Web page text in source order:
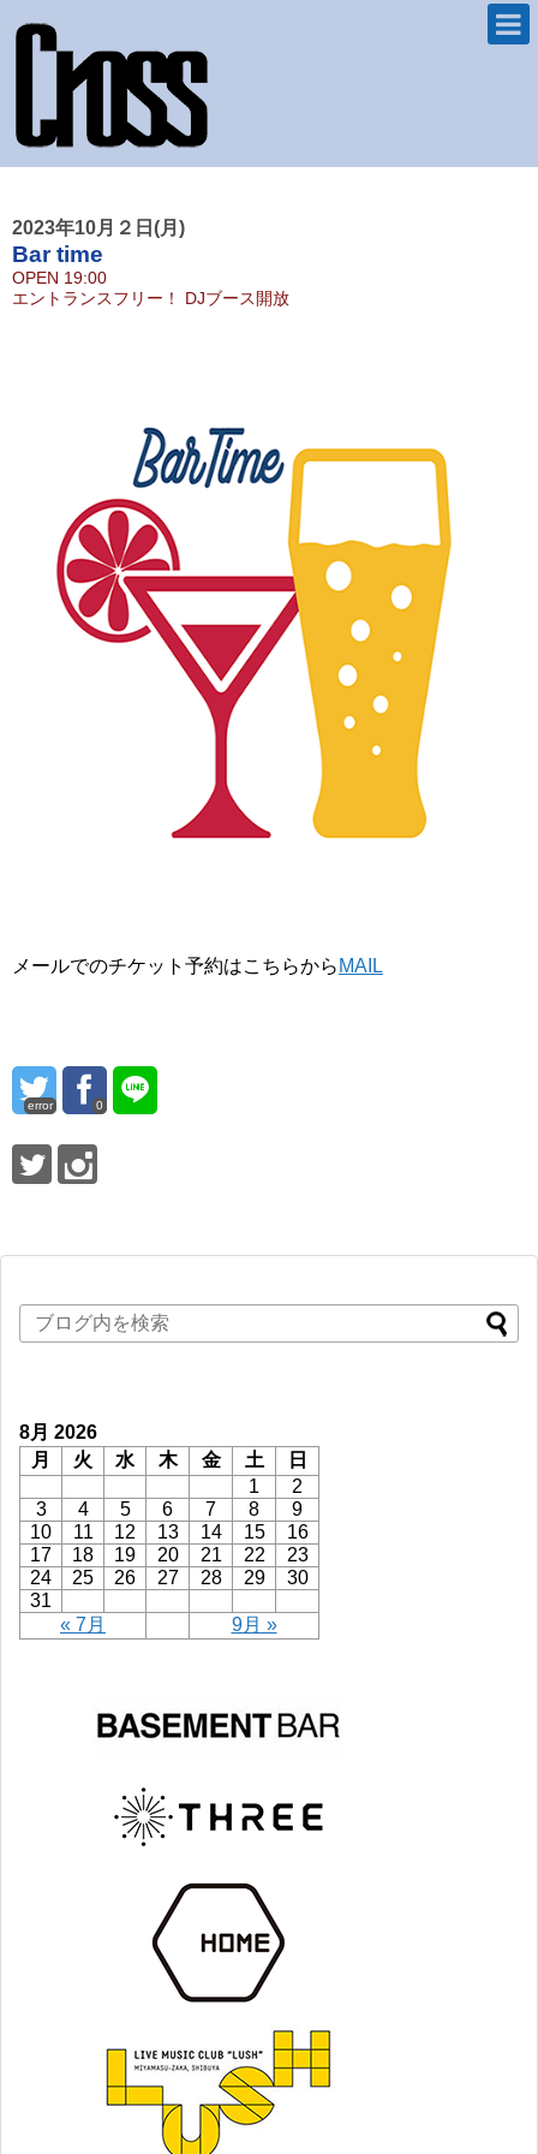
2023年10月２日(月)
Bar time
OPEN 19:00
エントランスフリー！ DJブース開放
メールでのチケット予約はこちらから MAIL
error 0
8月 2026
月
火 水 木 金 土
日
1
2
3
4 5 6 7 8
9
10
11 12 13 14 15
16
17
18 19 20 21 22
23
24
25 26 27 28 29
30
31
« 7月
9月 »